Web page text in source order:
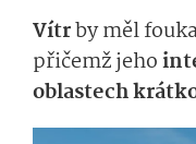
Vítrby měl
přičemž jeho
oblastech